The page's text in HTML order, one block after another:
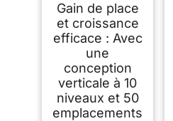
Fentes de Plantation,
Tour Hydroponique
sur roulettes à 10
Niveaux, avec
Pompe à Eau, Kit
Germination de
Plantes pour
Herbes, Fruits,
Légumes d'Intérieur
Gain de place
et croissance
efficace : Avec
une
conception
verticale à 10
niveaux et 50
emplacements